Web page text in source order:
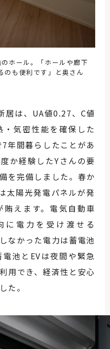
ホール。「ホールや廊下
のも便利です」と奥さん
居は、UA値0.27、C値
気密性能を確保した
年間暮らしたことがあ
か経験したYさんの要
を完備しました。春か
太陽光発電パネルが発
えます。電気自動車
に電力を受け渡せる
なかった電力は蓄電池
池とEVは夜間や緊急
用でき、経済性と安心
た。